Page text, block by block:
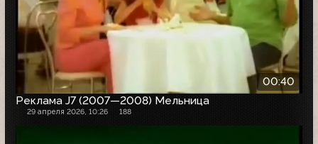
00:40
Реклама J7 (2007—2008) Мельница
29 апреля 2026, 10:26 188